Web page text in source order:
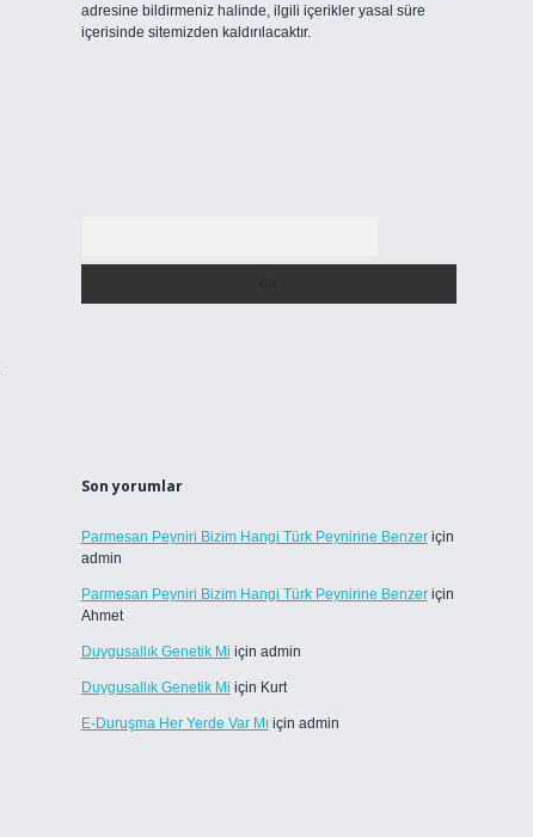
adresine bildirmeniz halinde, ilgili içerikler yasal süre
içerisinde sitemizden kaldırılacaktır.
Son yorumlar
Parmesan Peyniri Bizim Hangi Türk Peynirine Benzeriçin
admin
Parmesan Peyniri Bizim Hangi Türk Peynirine Benzeriçin
Ahmet
Duygusallık Genetik Mi için admin
Duygusallık Genetik Mi için Kurt
E-Duruşma Her Yerde Var Mıiçin admin